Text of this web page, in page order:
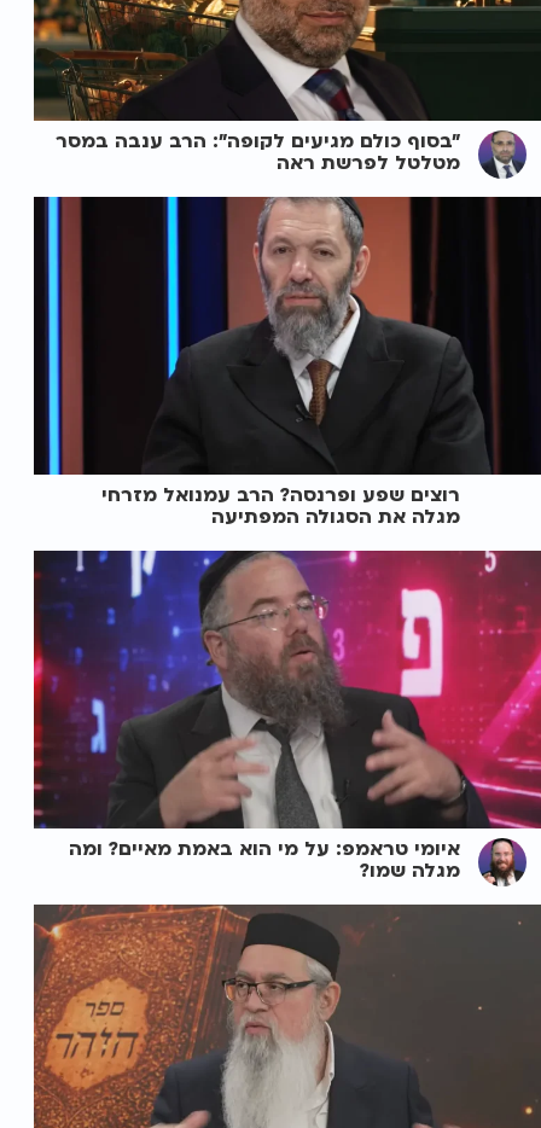
"בסוף כולם מגיעים לקופה": הרב ענבה במסר
מטלטל לפרשת ראה
רוצים שפע ופרנסה? הרב עמנואל מזרחי
מגלה את הסגולה המפתיעה
איומי טראמפ: על מי הוא באמת מאיים? ומה
מגלה שמו?